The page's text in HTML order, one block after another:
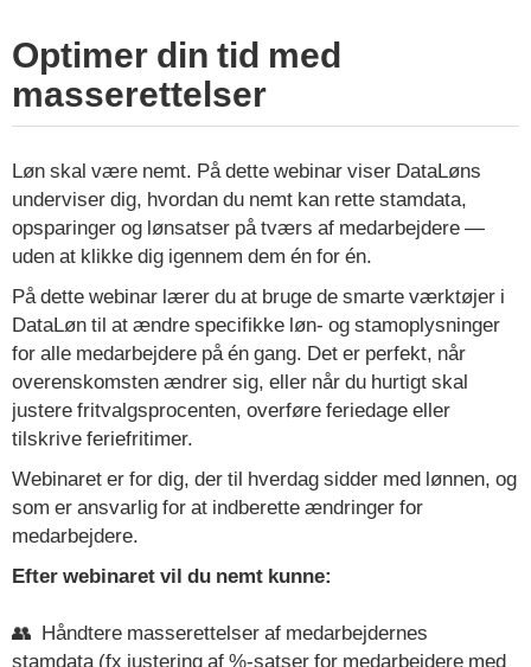
Optimer din tid med
masserettelser
Løn skal være nemt. På dette webinar viser DataLøns
underviser dig, hvordan du nemt kan rette stamdata,
opsparinger og lønsatser på tværs af medarbejdere —
uden at klikke dig igennem dem én for én.
På dette webinar lærer du at bruge de smarte værktøjer i
DataLøn til at ændre specifikke løn- og stamoplysninger
for alle medarbejdere på én gang. Det er perfekt, når
overenskomsten ændrer sig, eller når du hurtigt skal
justere fritvalgsprocenten, overføre feriedage eller
tilskrive feriefritimer.
Webinaret er for dig, der til hverdag sidder med lønnen, og
som er ansvarlig for at indberette ændringer for
medarbejdere.
Efter webinaret vil du nemt kunne:
👥 Håndtere masserettelser af medarbejdernes
stamdata(fx justering af %-satser for medarbejdere med